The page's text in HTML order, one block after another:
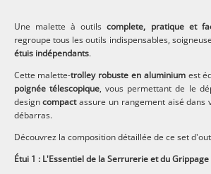
Une malette à outilscomplete, pratique et
regroupe tous les outils indispensables,
étuis indépendants.
Cette malette-trolley robuste en aluminiumest
poignée télescopique, vous permettant de le
designcompactassure un rangement aisé dans
débarras.
Découvrez la composition détaillée de ce set
Étui 1 : L'Essentiel de la Serrurerie et du Grippage